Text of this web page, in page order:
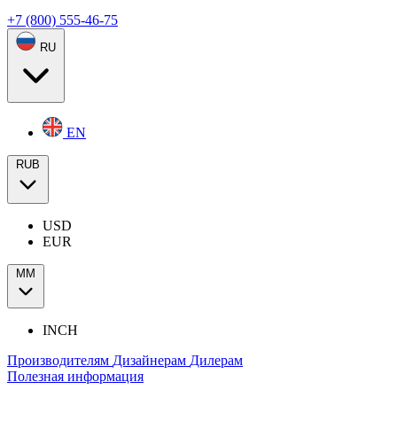
+7 (800) 555-46-75
RU
EN
RUB
USD
EUR
ММ
INCH
Производителям Дизайнерам Дилерам
Полезная информация